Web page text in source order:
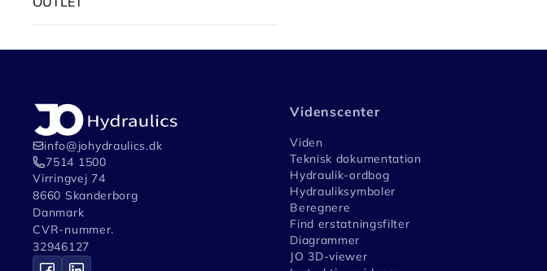
info@johydraulics.dk
7514 1500
Virringvej 74
8660 Skanderborg
Danmark
CVR-nummer.
32946127
Videnscenter
Viden
Teknisk dokumentation
Hydraulik-ordbog
Hydrauliksymboler
Beregnere
Find erstatningsfilter
Diagrammer
JO 3D-viewer